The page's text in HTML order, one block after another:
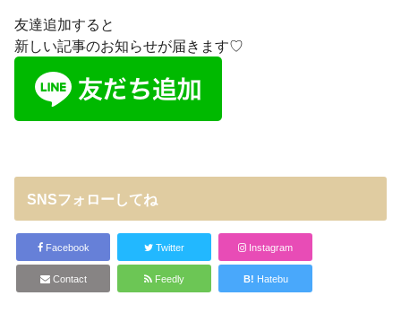
友達追加すると
新しい記事のお知らせが届きます♡
SNSフォローしてね
Facebook Twitter Instagram
Contact Feedly B! Hatebu